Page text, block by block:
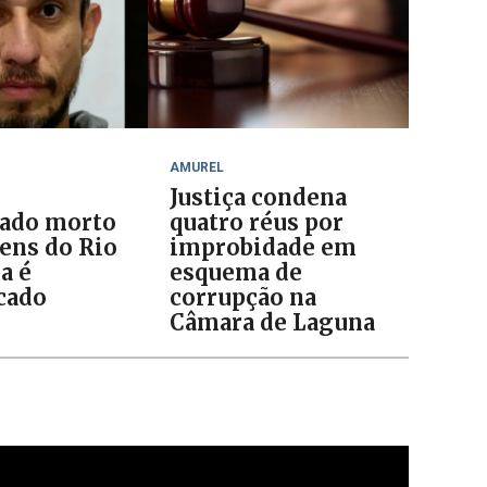
morto
do Rio
é
AMUREL
Justiça condena
quatro réus por
improbidade em
esquema de
corrupção na
Câmara de Laguna